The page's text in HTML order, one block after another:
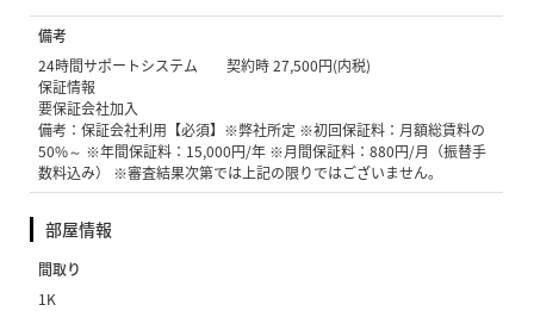
備考
24時間サポートシステム 契約時 27,500円(内税)
保証情報
要保証会社加入
備考：保証会社利用【必須】※弊社所定 ※初回保証料：月額総賃料の
50%～ ※年間保証料：15,000円/年 ※月間保証料：880円/月（振替手
数料込み） ※審査結果次第では上記の限りではございません。
部屋情報
間取り
1K